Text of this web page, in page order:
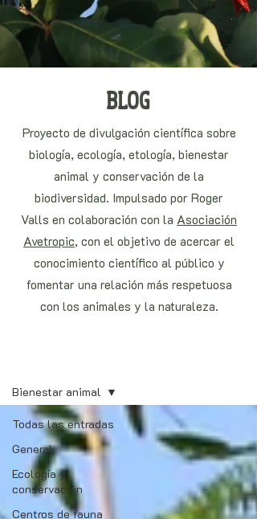
BLOG
Proyecto de divulgación científica sobre
biología, ecología, etología, bienestar
animal y conservación de la
biodiversidad. Impulsado por Roger
Valls en colaboración con la Asociación
Avetropic, con el objetivo de acercar el
conocimiento científico al público y
fomentar una relación más respetuosa
con los animales y la naturaleza.
Todas las entradas
General
Ecología y
conservación
Centros de fauna
Bienestar animal